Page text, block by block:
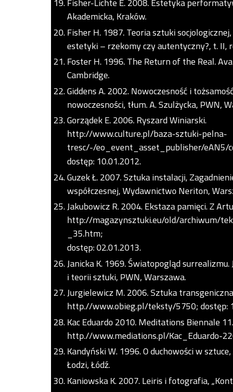
Akademicka, Kraków.
Fisher H. 1987. Teoria sztuki
estetyki – rzekomy czy autentyczny?, t. II,
Foster H. 1996. The Return of the Real.
Cambridge.
Giddens A. 2002. Nowoczesność i
nowoczesności, tłum. A. Szulżycka, PWN,
Gorządek E. 2006. Ryszard Winiarski.
http://www.culture.pl/baza-sztuki-pelna-
tresc/-/eo_event_asset_publisher/
dostęp: 10.01.2012.
Guzek Ł. 2007. Sztuka instalacji,
współczesnej, Wydawnictwo Neriton,
Jakubowicz R. 2004. Ekstaza pamięci. Z
http://magazynsztuki.eu/old/archiwum/
_35.htm;
dostęp: 02.01.2013.
Janicka K. 1969. Światopogląd
i teorii sztuki, PWN, Warszawa.
Jurgielewicz M. 2006. Sztuka
http.//www.obieg.pl/teksty/5750; dostęp:
Kac Eduardo 2010. Meditations Biennale
http.//www.mediations.pl/Kac_Eduardo-
Kandyński W. 1996. O duchowości w
Łodzi, Łódź.
Kaniowska K. 2007. Leiris i fotografia,